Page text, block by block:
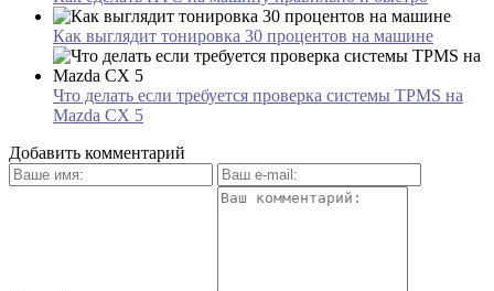
Как выглядит тонировка 30 процентов на машине
Что делать если требуется проверка системы TPMS на
Mazda CX 5
Добавить комментарий